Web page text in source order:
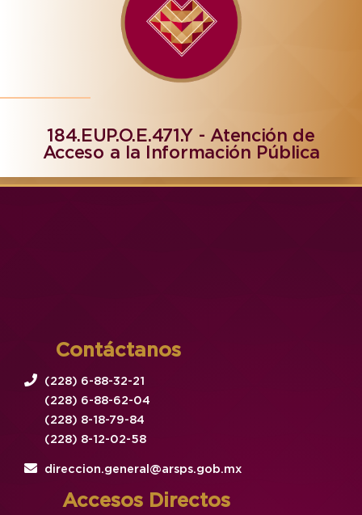
184.EUP.O.E.471.Y - Atención de
Acceso a la Información Pública
Contáctanos
(228) 6-88-32-21
(228) 6-88-62-04
(228) 8-18-79-84
(228) 8-12-02-58
direccion.general@arsps.gob.mx
Accesos Directos